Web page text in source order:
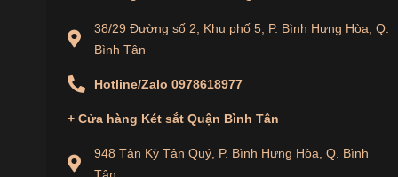
38/29 Đường số 2, Khu phố 5, P. Bình Hưng Hòa, Q.
Bình Tân
Hotline/Zalo 0978618977
+ Cửa hàng Két sắt Quận Bình Tân
948 Tân Kỳ Tân Quý, P. Bình Hưng Hòa, Q. Bình